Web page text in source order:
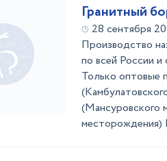
Гранитный
28 сентября
Производство
по всей России
Только оптовые
(Мансуровского